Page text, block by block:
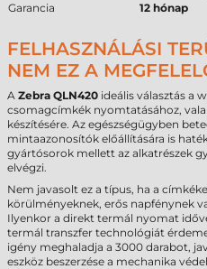
Garancia
12 hónap
FELHASZNÁLÁSI
NEM EZ A
A Zebra QLN420 ideális választás a
csomagcímkék nyomtatásához,
készítésére. Az egészségügyben
mintaazonosítók előállítására is
gyártósorok mellett az alkatrészek
elvégzi.
Nem javasolt ez a típus, ha a
körülményeknek, erős napfénynek
Ilyenkor a direkt termál nyomat
termál transzfer technológiát
igény meghaladja a 3000 darabot,
eszköz beszerzése a mechanika